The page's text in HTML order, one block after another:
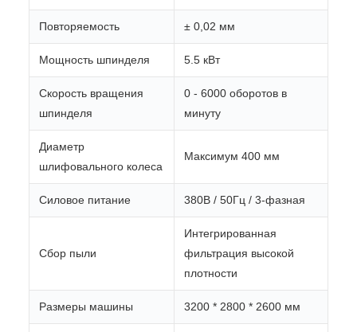
Повторяемость ± 0,02 мм
Мощность шпинделя 5.5 кВт
Скорость вращения
шпинделя
0 - 6000 оборотов в
минуту
Диаметр
шлифовального колеса
Максимум 400 мм
Силовое питание 380В / 50Гц / 3-фазная
Сбор пыли
Интегрированная
фильтрация высокой
плотности
Размеры машины 3200 * 2800 * 2600 мм